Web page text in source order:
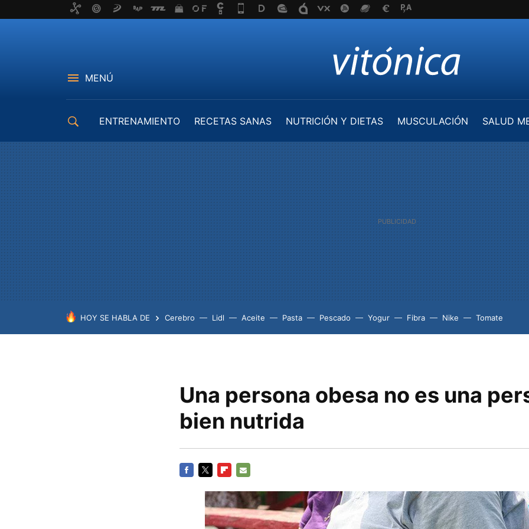
MENÚ
ENTRENAMIENTO RECETAS SANAS NUTRICIÓN Y DIETAS MUSCULACIÓN
SALUD
HOY SE HABLA DE Cerebro Lidl Aceite Pasta Pescado Yogur Fibra Nike Tomate
Una persona obesa no es una
bien nutrida
MAIL